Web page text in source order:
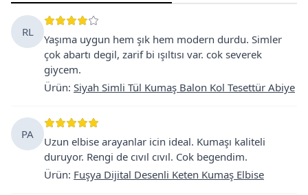
RL
Yaşıma uygun hem şık hem modern durdu. Simler
çok abartı degil, zarif bi ışıltısı var. cok severek
giycem.
Ürün: Siyah Simli Tül Kumaş Balon Kol Tesettür Abiye
PA
Uzun elbise arayanlar icin ideal. Kumaşı kaliteli
duruyor. Rengi de cıvıl cıvıl. Cok begendim.
Ürün: Fuşya Dijital Desenli Keten Kumaş Elbise